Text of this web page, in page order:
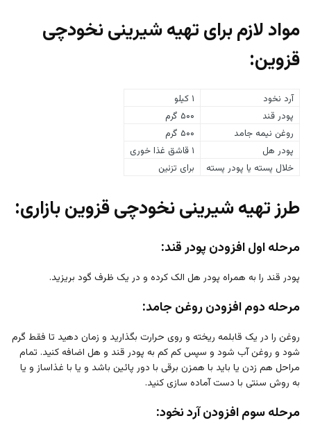
مواد لازم برای تهیه شیرینی نخودچی
قزوین:
آرد نخود
پودر قند
۵۰۰ گرم
روغن نیمه جامد
۵۰۰ گرم
پودر هل
خلال پسته یا پودر پسته
برای تزئین
طرز تهیه شیرینی نخودچی قزوین بازاری:
مرحله اول افزودن پودر قند:
پودر قند را به همراه پودر هل الک کرده و در یک ظرف گود بریزید.
مرحله دوم افزودن روغن جامد:
روغن را در یک قابلمه ریخته و روی حرارت بگذارید و زمان دهید تا فقط گرم
شود و روغن آب شود و سپس کم کم به پودر قند و هل اضافه کنید. تمام
مراحل هم زدن یا باید با همزن برقی با دور پائین باشد و یا با غذاساز و یا
به روش سنتی با دست آماده سازی کنید.
مرحله سوم افزودن آرد نخود: